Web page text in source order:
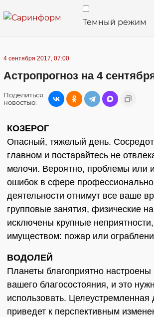
Темный режим
4 сентября 2017, 07:00
Астропрогноз на 4
Поделиться
новостью:
КОЗЕРОГ
Опасный, тяжелый день.
главном и постарайтесь не
мелочи. Вероятно, проблемы или
ошибок в сфере
деятельности отнимут все ваше
групповые занятия, физические
исключены крупные
имуществом: пожар или
ВОДОЛЕЙ
Планеты благоприятно
вашего благосостояния, и это
использовать. Целеустремленная
приведет к перспективным